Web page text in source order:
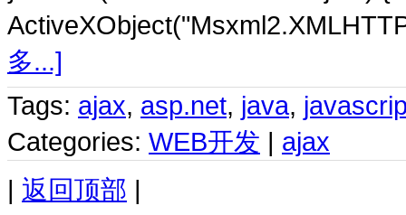
多...]
Tags: ajax, asp.net, java,
Categories: WEB开发 | ajax
| 返回顶部 |